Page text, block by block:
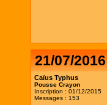
21/07/
Caïus Typhus
Pousse Crayon
Inscription : 01/12/2015
Messages : 153